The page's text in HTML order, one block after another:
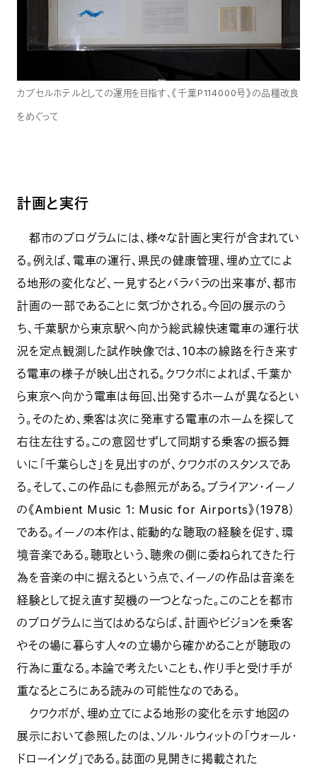
カプセルホテルとしての運用を目指す、《千葉P114000号》の品種改良
をめぐって
計画と実行
都市のプログラムには、様々な計画と実行が含まれてい
る。例えば、電車の運行、県民の健康管理、埋め立てによ
る地形の変化など、一見するとバラバラの出来事が、都市
計画の一部であることに気づかされる。今回の展示のう
ち、千葉駅から東京駅へ向かう総武線快速電車の運行状
況を定点観測した試作映像では、10本の線路を行き来す
る電車の様子が映し出される。クワクボによれば、千葉か
ら東京へ向かう電車は毎回、出発するホームが異なるとい
う。そのため、乗客は次に発車する電車のホームを探して
右往左往する。この意図せずして同期する乗客の振る舞
いに「千葉らしさ」を見出すのが、クワクボのスタンスであ
る。そして、この作品にも参照元がある。ブライアン・イーノ
の《Ambient Music 1: Music for Airports》（1978）
である。イーノの本作は、能動的な聴取の経験を促す、環
境音楽である。聴取という、聴衆の側に委ねられてきた行
為を音楽の中に据えるという点で、イーノの作品は音楽を
経験として捉え直す契機の一つとなった。このことを都市
のプログラムに当てはめるならば、計画やビジョンを乗客
やその場に暮らす人々の立場から確かめることが聴取の
行為に重なる。本論で考えたいことも、作り手と受け手が
重なるところにある読みの可能性なのである。
クワクボが、埋め立てによる地形の変化を示す地図の
展示において参照したのは、ソル・ルウィットの「ウォール・
ドローイング」である。誌面の見開きに掲載された